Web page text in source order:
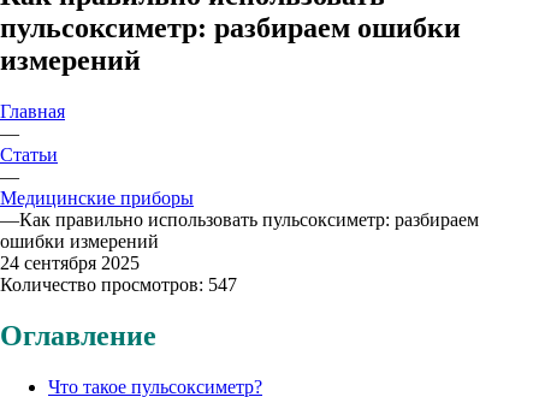
пульсоксиметр: разбираем ошибки
измерений
Главная
—
Статьи
—
Медицинские приборы
—Как правильно использовать пульсоксиметр: разбираем
ошибки измерений
24 сентября 2025
Количество просмотров: 547
Оглавление
Что такое пульсоксиметр?